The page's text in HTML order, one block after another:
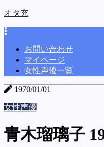
オタ充
お問い合わせ
マイページ
女性声優一覧
1970/01/01
女性声優
青木瑠璃子